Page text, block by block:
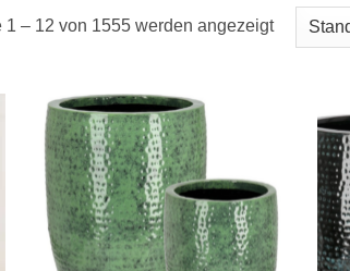
1 – 12 von 1555 werden angezeigt